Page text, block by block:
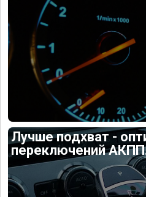
Лучше подхват -
переключений